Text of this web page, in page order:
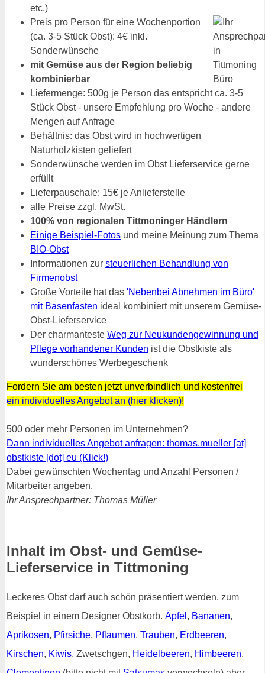
etc.)
Preis pro Person für eine Wochenportion
(ca. 3-5 Stück Obst): 4€ inkl.
Sonderwünsche
mit Gemüse aus der Region beliebig
kombinierbar
Liefermenge: 500g je Person das entspricht ca. 3-5
Stück Obst - unsere Empfehlung pro Woche - andere
Mengen auf Anfrage
Behältnis: das Obst wird in hochwertigen
Naturholzkisten geliefert
Sonderwünsche werden im Obst Lieferservice gerne
erfüllt
Lieferpauschale: 15€ je Anlieferstelle
alle Preise zzgl. MwSt.
100% von regionalen Tittmoninger Händlern
Einige Beispiel-Fotos und meine Meinung zum Thema
BIO-Obst
Informationen zur steuerlichen Behandlung von
Firmenobst
Große Vorteile hat das 'Nebenbei Abnehmen im Büro'
mit Basenfasten ideal kombiniert mit unserem Gemüse-
Obst-Lieferservice
Der charmanteste Weg zur Neukundengewinnung und
Pflege vorhandener Kunden ist die Obstkiste als
wunderschönes Werbegeschenk
Fordern Sie am besten jetzt unverbindlich und kostenfrei
ein individuelles Angebot an (hier klicken)!
500 oder mehr Personen im Unternehmen?
Dann individuelles Angebot anfragen: thomas.mueller [at]
obstkiste [dot] eu (Klick!)
Dabei gewünschten Wochentag und Anzahl Personen /
Mitarbeiter angeben.
Ihr Ansprechpartner: Thomas Müller
Inhalt im Obst- und Gemüse-
Lieferservice in Tittmoning
Leckeres Obst darf auch schön präsentiert werden, zum
Beispiel in einem Designer Obstkorb. Äpfel , Bananen,
Aprikosen, Pfirsiche, Pflaumen, Trauben, Erdbeeren,
Kirschen, Kiwis, Zwetschgen, Heidelbeeren, Himbeeren,